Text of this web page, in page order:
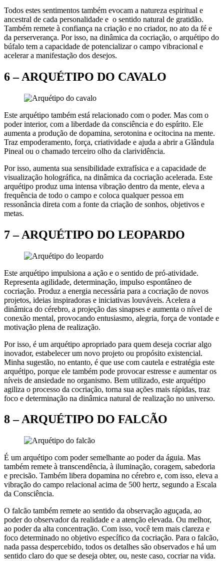
Todos estes sentimentos também evocam a natureza espiritual e
ancestral de cada personalidade e o sentido natural de gratidão.
Também remete à confiança na criação e no criador, no ato da fé e
da perserverança. Por isso, na dinâmica da cocriação, o arquétipo do
búfalo tem a capacidade de potencializar o campo vibracional e
acelerar a manifestação dos desejos.
6 –ARQUÉTIPO DO CAVALO
Este arquétipo também está relacionado com o poder. Mas com o
poder interior, com a liberdade da consciência e do espírito. Ele
aumenta a produção de dopamina, serotonina e ocitocina na mente.
Traz empoderamento, força, criatividade e ajuda a abrir a Glândula
Pineal ou o chamado terceiro olho da clarividência.
Por isso, aumenta sua sensibilidade extrafísica e a capacidade de
visualização holográfica, na dinâmica da cocriação acelerada. Este
arquétipo produz uma intensa vibração dentro da mente, eleva a
frequência de todo o campo e coloca qualquer pessoa em
ressonância direta com a fonte da criação de sonhos, objetivos e
metas.
7 – ARQUÉTIPO DO LEOPARDO
Este arquétipo impulsiona a ação e o sentido de pró-atividade.
Representa agilidade, determinação, impulso espontâneo de
cocriação. Produz a energia necessária para a cocriação de novos
projetos, ideias inspiradoras e iniciativas louváveis. Acelera a
dinâmica do cérebro, a projeção das sinapses e aumenta o nível de
conexão mental, provocando entusiasmo, alegria, força de vontade e
motivação plena de realização.
Por isso, é um arquétipo apropriado para quem deseja cocriar algo
inovador, estabelecer um novo projeto ou propósito existencial.
Minha sugestão, no entanto, é que use com cautela e estratégia este
arquétipo, porque ele também pode provocar estresse e aumentar os
níveis de ansiedade no organismo. Bem utilizado, este arquétipo
agiliza o processo da cocriação, torna sua ações mais rápidas, traz
foco e determinação na dinâmica natural de realização no universo.
8 – ARQUÉTIPO DO FALCÃO
É um arquétipo com poder semelhante ao poder da águia. Mas
também remete à transcendência, à iluminação, coragem, sabedoria
e precisão. Também libera dopamina no cérebro e, com isso, eleva a
vibração do campo relacional acima de 500 hertz, segundo a Escala
da Consciência.
O falcão também remete ao sentido da observação aguçada, ao
poder do observador da realidade e a atenção elevada. Ou melhor,
ao poder da alta concentração. Com isso, você tem mais clareza e
foco determinado no objetivo específico da cocriação. Para o falcão,
nada passa despercebido, todos os detalhes são observados e há um
sentido claro do que se deseja obter, ou, neste caso, cocriar na vida.